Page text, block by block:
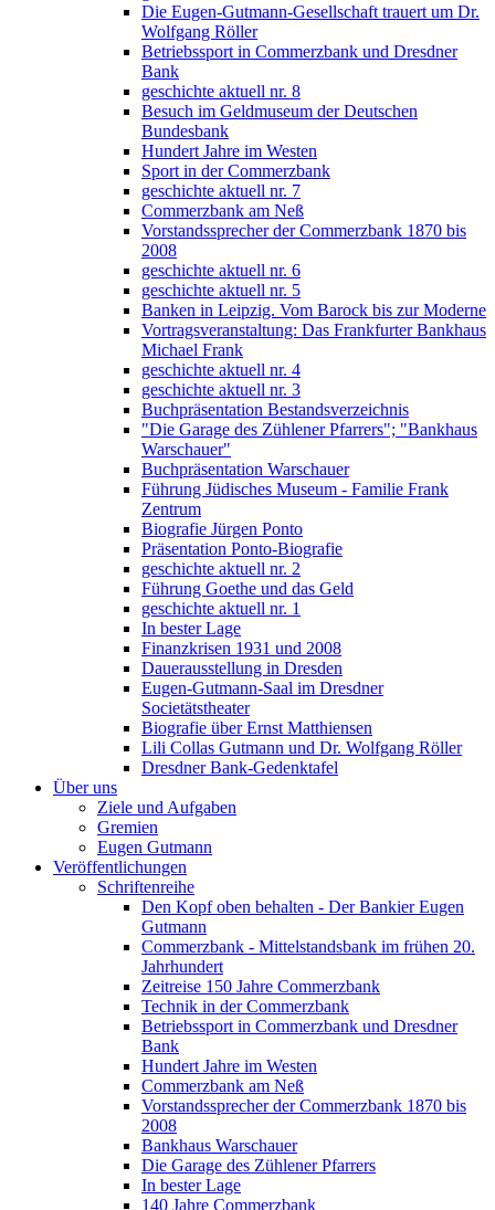
Die Eugen-Gutmann-Gesellschaft trauert um Dr.
Wolfgang Röller
Betriebssport in Commerzbank und Dresdner
Bank
geschichte aktuell nr. 8
Besuch im Geldmuseum der Deutschen
Bundesbank
Hundert Jahre im Westen
Sport in der Commerzbank
geschichte aktuell nr. 7
Commerzbank am Neß
Vorstandssprecher der Commerzbank 1870 bis
2008
geschichte aktuell nr. 6
geschichte aktuell nr. 5
Banken in Leipzig. Vom Barock bis zur Moderne
Vortragsveranstaltung: Das Frankfurter Bankhaus
Michael Frank
geschichte aktuell nr. 4
geschichte aktuell nr. 3
Buchpräsentation Bestandsverzeichnis
"Die Garage des Zühlener Pfarrers"; "Bankhaus
Warschauer"
Buchpräsentation Warschauer
Führung Jüdisches Museum - Familie Frank
Zentrum
Biografie Jürgen Ponto
Präsentation Ponto-Biografie
geschichte aktuell nr. 2
Führung Goethe und das Geld
geschichte aktuell nr. 1
In bester Lage
Finanzkrisen 1931 und 2008
Dauerausstellung in Dresden
Eugen-Gutmann-Saal im Dresdner
Societätstheater
Biografie über Ernst Matthiensen
Lili Collas Gutmann und Dr. Wolfgang Röller
Dresdner Bank-Gedenktafel
Über uns
Ziele und Aufgaben
Gremien
Eugen Gutmann
Veröffentlichungen
Schriftenreihe
Den Kopf oben behalten - Der Bankier Eugen
Gutmann
Commerzbank - Mittelstandsbank im frühen 20.
Jahrhundert
Zeitreise 150 Jahre Commerzbank
Technik in der Commerzbank
Betriebssport in Commerzbank und Dresdner
Bank
Hundert Jahre im Westen
Commerzbank am Neß
Vorstandssprecher der Commerzbank 1870 bis
2008
Bankhaus Warschauer
Die Garage des Zühlener Pfarrers
In bester Lage
140 Jahre Commerzbank